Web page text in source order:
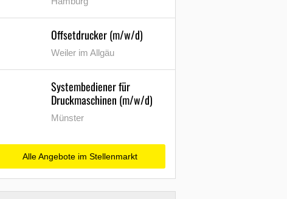
Offsetdrucker (m/w/d)
Weiler im Allgäu
Systembediener für
Druckmaschinen (m/w/d)
Münster
Alle Angebote im Stellenmarkt